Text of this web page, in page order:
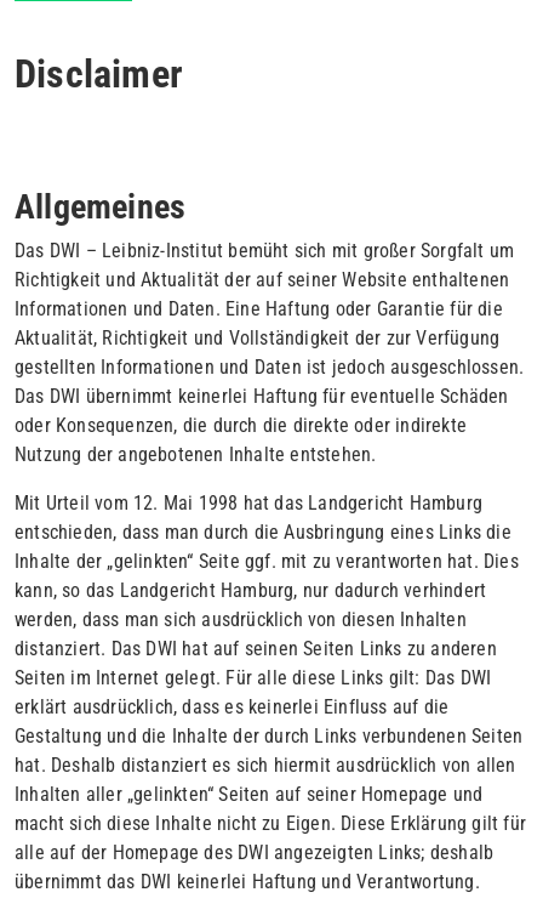
Disclaimer
Allgemeines
Das DWI – Leibniz-Institut bemüht sich mit großer Sorgfalt um
Richtigkeit und Aktualität der auf seiner Website enthaltenen
Informationen und Daten. Eine Haftung oder Garantie für die
Aktualität, Richtigkeit und Vollständigkeit der zur Verfügung
gestellten Informationen und Daten ist jedoch ausgeschlossen.
Das DWI übernimmt keinerlei Haftung für eventuelle Schäden
oder Konsequenzen, die durch die direkte oder indirekte
Nutzung der angebotenen Inhalte entstehen.
Mit Urteil vom 12. Mai 1998 hat das Landgericht Hamburg
entschieden, dass man durch die Ausbringung eines Links die
Inhalte der „gelinkten“ Seite ggf. mit zu verantworten hat. Dies
kann, so das Landgericht Hamburg, nur dadurch verhindert
werden, dass man sich ausdrücklich von diesen Inhalten
distanziert. Das DWI hat auf seinen Seiten Links zu anderen
Seiten im Internet gelegt. Für alle diese Links gilt: Das DWI
erklärt ausdrücklich, dass es keinerlei Einfluss auf die
Gestaltung und die Inhalte der durch Links verbundenen Seiten
hat. Deshalb distanziert es sich hiermit ausdrücklich von allen
Inhalten aller „gelinkten“ Seiten auf seiner Homepage und
macht sich diese Inhalte nicht zu Eigen. Diese Erklärung gilt für
alle auf der Homepage des DWI angezeigten Links; deshalb
übernimmt das DWI keinerlei Haftung und Verantwortung.